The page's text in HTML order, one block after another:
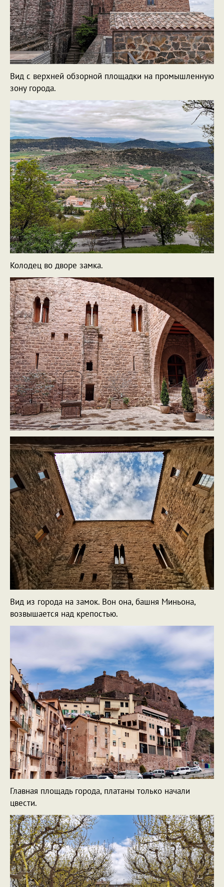
Вид с верхней обзорной площадки на промышленную
зону города.
Колодец во дворе замка.
Вид из города на замок. Вон она, башня Миньона,
возвышается над крепостью.
Главная площадь города, платаны только начали
цвести.